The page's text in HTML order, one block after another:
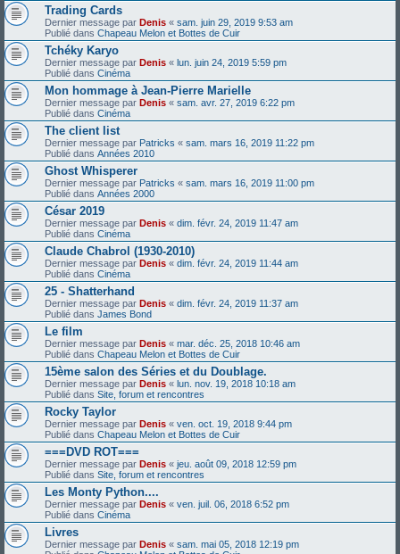
Trading Cards
Dernier message par Denis « sam. juin 29, 2019 9:53 am
Publié dans Chapeau Melon et Bottes de Cuir
Tchéky Karyo
Dernier message par Denis « lun. juin 24, 2019 5:59 pm
Publié dans Cinéma
Mon hommage à Jean-Pierre Marielle
Dernier message par Denis « sam. avr. 27, 2019 6:22 pm
Publié dans Cinéma
The client list
Dernier message par Patricks « sam. mars 16, 2019 11:22 pm
Publié dans Années 2010
Ghost Whisperer
Dernier message par Patricks « sam. mars 16, 2019 11:00 pm
Publié dans Années 2000
César 2019
Dernier message par Denis « dim. févr. 24, 2019 11:47 am
Publié dans Cinéma
Claude Chabrol (1930-2010)
Dernier message par Denis « dim. févr. 24, 2019 11:44 am
Publié dans Cinéma
25 - Shatterhand
Dernier message par Denis « dim. févr. 24, 2019 11:37 am
Publié dans James Bond
Le film
Dernier message par Denis « mar. déc. 25, 2018 10:46 am
Publié dans Chapeau Melon et Bottes de Cuir
15ème salon des Séries et du Doublage.
Dernier message par Denis « lun. nov. 19, 2018 10:18 am
Publié dans Site, forum et rencontres
Rocky Taylor
Dernier message par Denis « ven. oct. 19, 2018 9:44 pm
Publié dans Chapeau Melon et Bottes de Cuir
===DVD ROT===
Dernier message par Denis « jeu. août 09, 2018 12:59 pm
Publié dans Site, forum et rencontres
Les Monty Python....
Dernier message par Denis « ven. juil. 06, 2018 6:52 pm
Publié dans Cinéma
Livres
Dernier message par Denis « sam. mai 05, 2018 12:19 pm